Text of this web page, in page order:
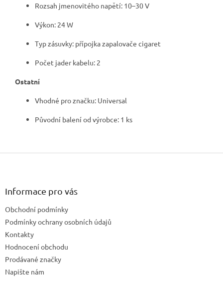
Rozsah jmenovitého napětí: 10–30 V
Výkon: 24 W
Typ zásuvky: přípojka zapalovače cigaret
Počet jader kabelu: 2
Ostatní
Vhodné pro značku: Universal
Původní balení od výrobce: 1 ks
Z
Informace pro vás
Obchodní podmínky
Podmínky ochrany osobních údajů
Kontakty
Hodnocení obchodu
Prodávané značky
Napište nám